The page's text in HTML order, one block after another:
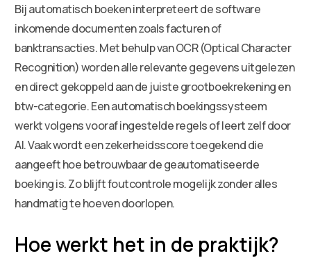
Bij automatisch boeken interpreteert de software
inkomende documenten zoals facturen of
banktransacties. Met behulp van OCR (Optical Character
Recognition) worden alle relevante gegevens uitgelezen
en direct gekoppeld aan de juiste grootboekrekening en
btw-categorie. Een automatisch boekingssysteem
werkt volgens vooraf ingestelde regels of leert zelf door
AI. Vaak wordt een zekerheidsscore toegekend die
aangeeft hoe betrouwbaar de geautomatiseerde
boeking is. Zo blijft foutcontrole mogelijk zonder alles
handmatig te hoeven doorlopen.
Hoe werkt het in de praktijk?